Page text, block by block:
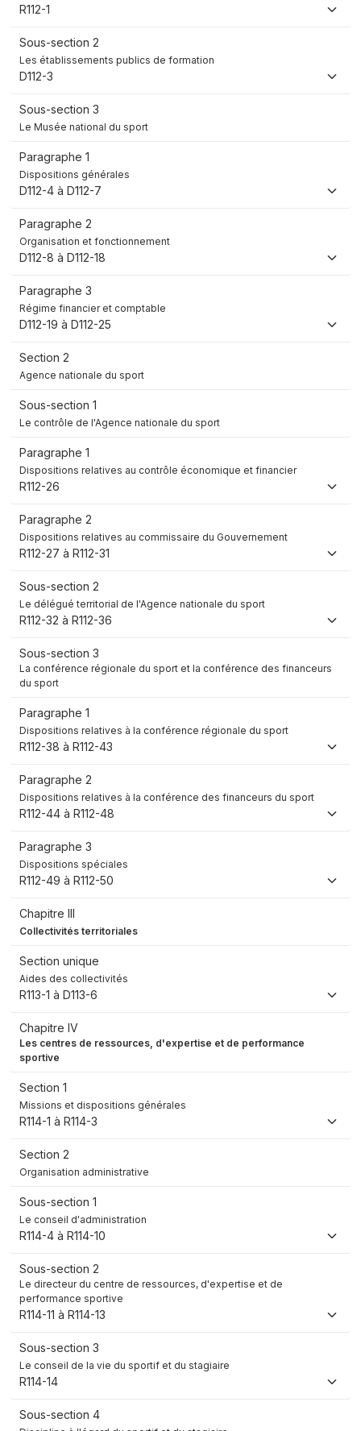
R112-1
Sous-section 2
Les établissements publics de formation
D112-3
Sous-section 3
Le Musée national du sport
Paragraphe 1
Dispositions générales
D112-4 à D112-7
Paragraphe 2
Organisation et fonctionnement
D112-8 à D112-18
Paragraphe 3
Régime financier et comptable
D112-19 à D112-25
Section 2
Agence nationale du sport
Sous-section 1
Le contrôle de l'Agence nationale du sport
Paragraphe 1
Dispositions relatives au contrôle économique et financier
R112-26
Paragraphe 2
Dispositions relatives au commissaire du Gouvernement
R112-27 à R112-31
Sous-section 2
Le délégué territorial de l'Agence nationale du sport
R112-32 à R112-36
Sous-section 3
La conférence régionale du sport et la conférence des financeurs
du sport
Paragraphe 1
Dispositions relatives à la conférence régionale du sport
R112-38 à R112-43
Paragraphe 2
Dispositions relatives à la conférence des financeurs du sport
R112-44 à R112-48
Paragraphe 3
Dispositions spéciales
R112-49 à R112-50
Chapitre III
Collectivités territoriales
Section unique
Aides des collectivités
R113-1 à D113-6
Chapitre IV
Les centres de ressources, d'expertise et de performance
sportive
Section 1
Missions et dispositions générales
R114-1 à R114-3
Section 2
Organisation administrative
Sous-section 1
Le conseil d'administration
R114-4 à R114-10
Sous-section 2
Le directeur du centre de ressources, d'expertise et de
performance sportive
R114-11 à R114-13
Sous-section 3
Le conseil de la vie du sportif et du stagiaire
R114-14
Sous-section 4